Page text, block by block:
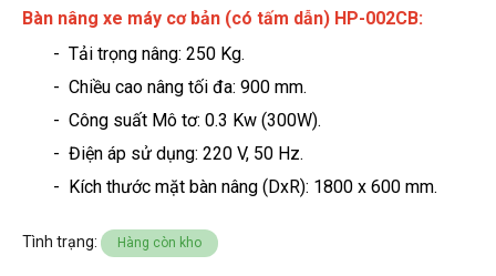
Bàn nâng xe máy cơ bản (có tấm dẫn) HP-002CB:
- Tải trọng nâng: 250 Kg.
- Chiều cao nâng tối đa: 900 mm.
- Công suất Mô tơ: 0.3 Kw (300W).
- Điện áp sử dụng: 220 V, 50 Hz.
- Kích thước mặt bàn nâng (DxR): 1800 x 600 mm.
Tình trạng: Hàng còn kho